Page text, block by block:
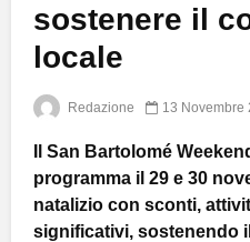
sostenere il
locale
Redazione 13 Novembre
Il San Bartolomé
programma il 29 e 30
natalizio con sconti,
significativi, sostenendo